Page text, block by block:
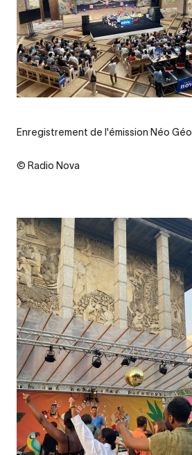
Legende
Enregistrement de l'émission Néo Géo
Credit
© Radio Nova